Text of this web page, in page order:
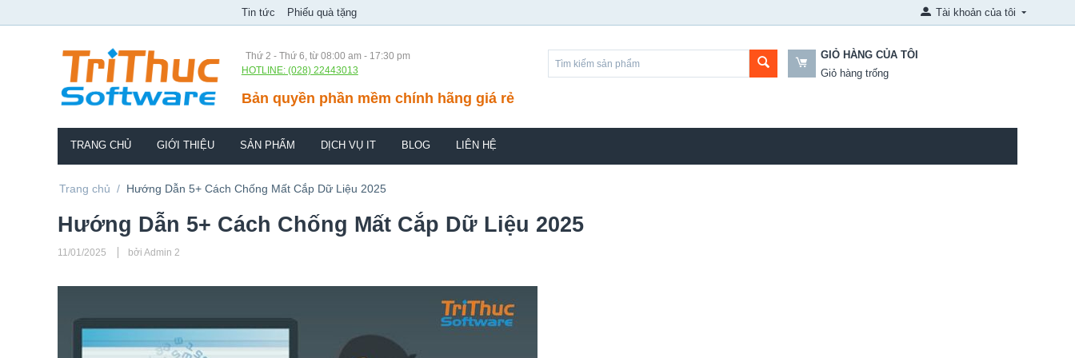
Tin tức Phiếu quà tặng Tài khoản của tôi
Thứ 2 - Thứ 6, từ 08:00 am - 17:30 pm
HOTLINE: (028) 22443013
Bản quyền phần mềm chính hãng giá rẻ
GIỎ HÀNG CỦA TÔI
Giỏ hàng trống
TRANG CHỦ GIỚI THIỆU SẢN PHẨM DỊCH VỤ IT BLOG LIÊN HỆ
Trang chủ / Hướng Dẫn 5+ Cách Chống Mất Cắp Dữ Liệu 2025
Hướng Dẫn 5+ Cách Chống Mất Cắp Dữ Liệu 2025
11/01/2025 bởi Admin 2